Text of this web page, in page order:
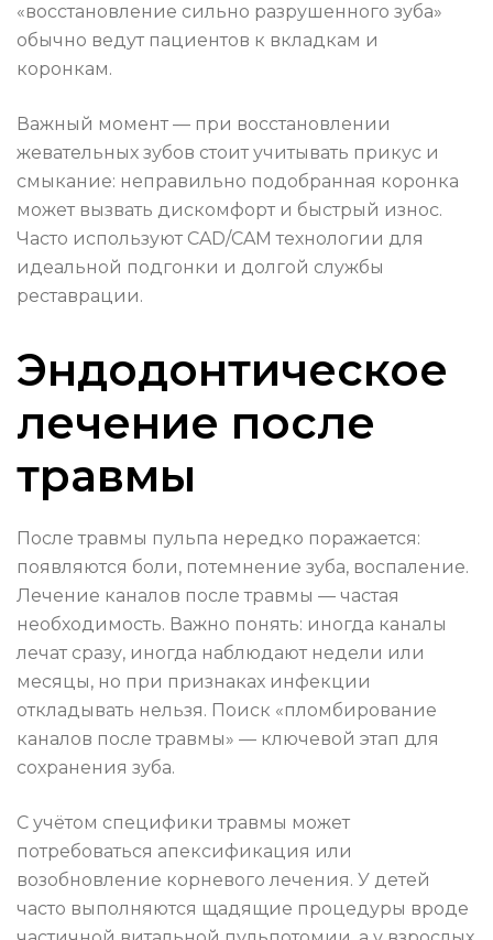
«восстановление сильно разрушенного зуба»
обычно ведут пациентов к вкладкам и
коронкам.
Важный момент — при восстановлении
жевательных зубов стоит учитывать прикус и
смыкание: неправильно подобранная коронка
может вызвать дискомфорт и быстрый износ.
Часто используют CAD/CAM технологии для
идеальной подгонки и долгой службы
реставрации.
Эндодонтическое
лечение после
травмы
После травмы пульпа нередко поражается:
появляются боли, потемнение зуба, воспаление.
Лечение каналов после травмы — частая
необходимость. Важно понять: иногда каналы
лечат сразу, иногда наблюдают недели или
месяцы, но при признаках инфекции
откладывать нельзя. Поиск «пломбирование
каналов после травмы» — ключевой этап для
сохранения зуба.
С учётом специфики травмы может
потребоваться апексификация или
возобновление корневого лечения. У детей
часто выполняются щадящие процедуры вроде